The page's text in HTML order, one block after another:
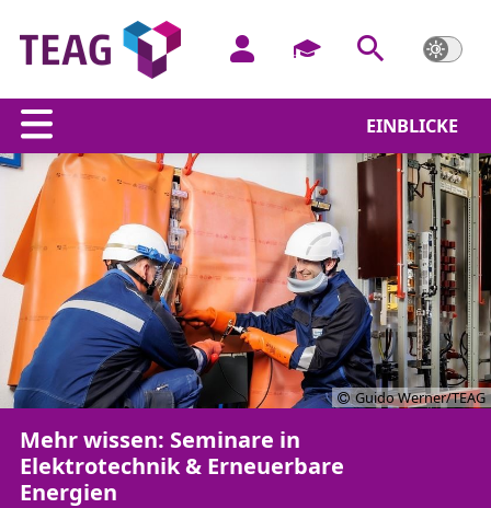
EINBLICKE
Guido Werner/TEAG
Mehr wissen: Seminare in
Elektrotechnik & Erneuerbare
Energien